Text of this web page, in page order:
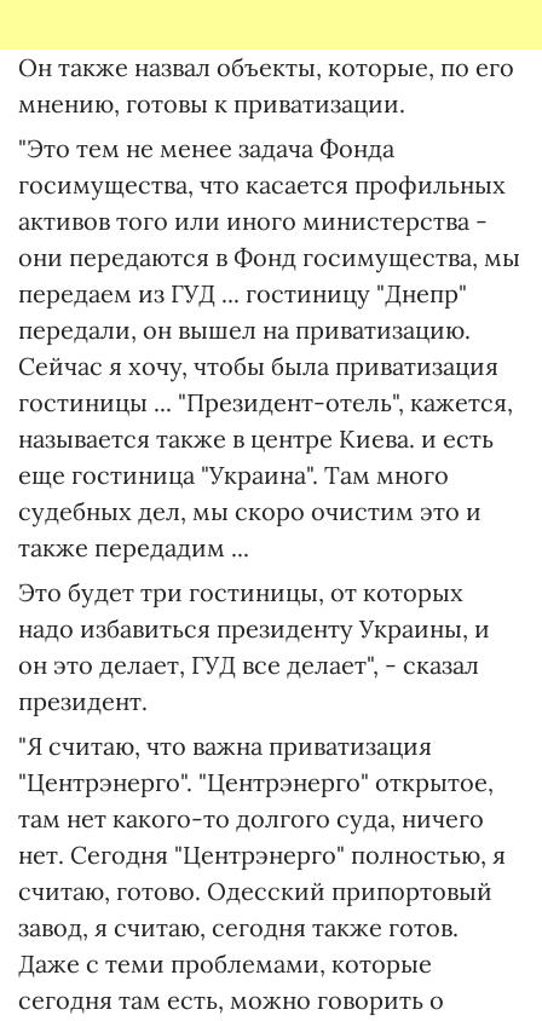
Он также назвал объекты, которые, по его
мнению, готовы к приватизации.
"Это тем не менее задача Фонда
госимущества, что касается профильных
активов того или иного министерства -
они передаются в Фонд госимущества, мы
передаем из ГУД ... гостиницу "Днепр"
передали, он вышел на приватизацию.
Сейчас я хочу, чтобы была приватизация
гостиницы ... "Президент-отель", кажется,
называется также в центре Киева. и есть
еще гостиница "Украина". Там много
судебных дел, мы скоро очистим это и
также передадим ...
Это будет три гостиницы, от которых
надо избавиться президенту Украины, и
он это делает, ГУД все делает", - сказал
президент.
"Я считаю, что важна приватизация
"Центрэнерго". "Центрэнерго" открытое,
там нет какого-то долгого суда, ничего
нет. Сегодня "Центрэнерго" полностью, я
считаю, готово. Одесский припортовый
завод, я считаю, сегодня также готов.
Даже с теми проблемами, которые
сегодня там есть, можно говорить о